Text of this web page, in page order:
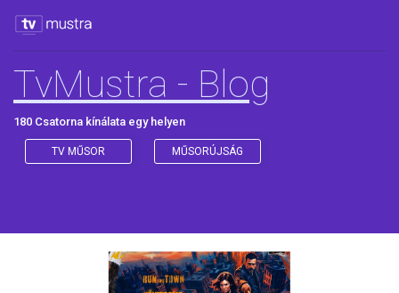
TvMustra - Blog
180 Csatorna kínálata egy helyen
TV MŰSOR MŰSORÚJSÁG